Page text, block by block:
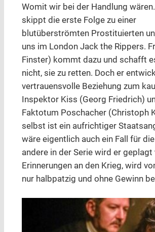
Womit wir bei der Handlung wären.
skippt die erste Folge zu einer
blutüberströmten Prostituierten
uns im London Jack the Rippers.
Finster) kommt dazu und schafft
nicht, sie zu retten. Doch er
vertrauensvolle Beziehung zum
Inspektor Kiss (Georg Friedrich)
Faktotum Poschacher (Christoph
selbst ist ein aufrichtiger
wäre eigentlich auch ein Fall für
andere in der Serie wird er geplagt
Erinnerungen an den Krieg, wird
nur halbpatzig und ohne Gewinn